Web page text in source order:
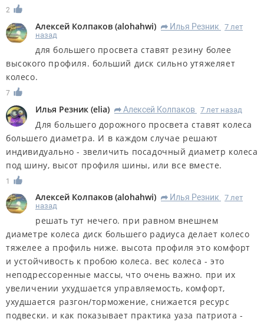
2
Алексей Колпаков (alohahwi) R Илья Резник
7 лет
назад
для большего просвета ставят резину более
высокого профиля. больший диск сильно утяжеляет
колесо.
7
Илья Резник (elia) R Алексей Колпаков 7 лет назад
Для большего дорожного просвета ставят колеса
большего диаметра. И в каждом случае решают
индивидуально - звеличить посадочный диаметр колеса
под шину, высот профиля шины, или все вместе.
1
Алексей Колпаков (alohahwi) R Илья Резник
7 лет
назад
решать тут нечего. при равном внешнем
диаметре колеса диск большего радиуса делает колесо
тяжелее а профиль ниже. высота профиля это комфорт
и устойчивость к пробою колеса. вес колеса - это
неподрессоренные массы, что очень важно. при их
увеличении ухудшается управляемость, комфорт,
ухудшается разгон/торможение, снижается ресурс
подвески. и как показывает практика уаза патриота -